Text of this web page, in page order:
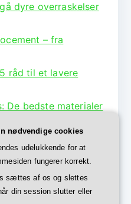
dyre overraskelser
– fra
råd til et lavere
De bedste materialer
nødvendige cookies
udelukkende for at
fungerer korrekt.
sættes af os og slettes
din session slutter eller